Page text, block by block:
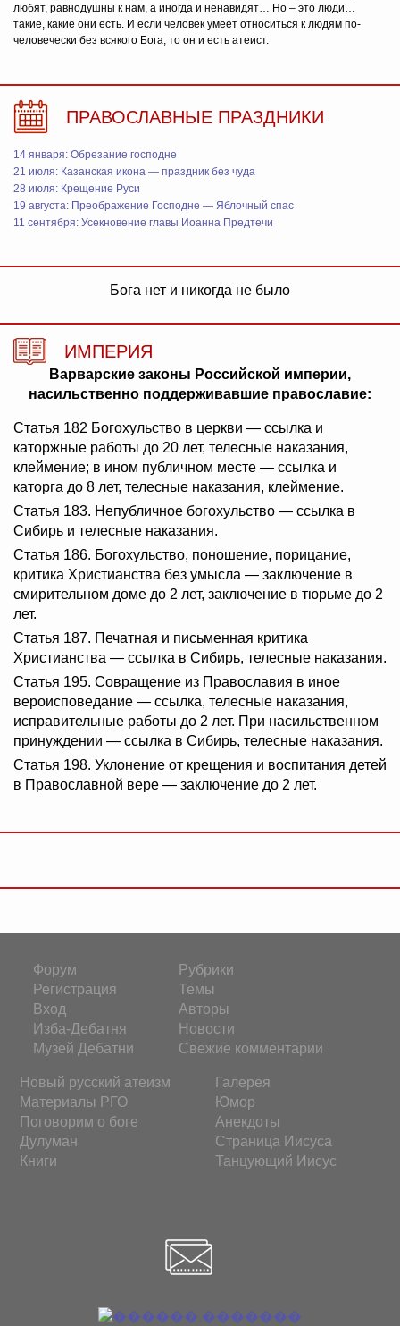
любят, равнодушны к нам, а иногда и ненавидят… Но – это люди…
такие, какие они есть. И если человек умеет относиться к людям по-
человечески без всякого Бога, то он и есть атеист.
ПРАВОСЛАВНЫЕ ПРАЗДНИКИ
14 января: Обрезание господне
21 июля: Казанская икона — праздник без чуда
28 июля: Крещение Руси
19 августа: Преображение Господне — Яблочный спас
11 сентября: Усекновение главы Иоанна Предтечи
Бога нет и никогда не было
ИМПЕРИЯ
Варварские законы Российской империи,
насильственно поддерживавшие православие:
Статья 182 Богохульство в церкви — ссылка и
каторжные работы до 20 лет, телесные наказания,
клеймение; в ином публичном месте — ссылка и
каторга до 8 лет, телесные наказания, клеймение.
Статья 183. Непубличное богохульство — ссылка в
Сибирь и телесные наказания.
Статья 186. Богохульство, поношение, порицание,
критика Христианства без умысла — заключение в
смирительном доме до 2 лет, заключение в тюрьме до 2
лет.
Статья 187. Печатная и письменная критика
Христианства — ссылка в Сибирь, телесные наказания.
Статья 195. Совращение из Православия в иное
вероисповедание — ссылка, телесные наказания,
исправительные работы до 2 лет. При насильственном
принуждении — ссылка в Сибирь, телесные наказания.
Статья 198. Уклонение от крещения и воспитания детей
в Православной вере — заключение до 2 лет.
Форум
Регистрация
Вход
Изба-Дебатня
Музей Дебатни
Рубрики
Темы
Авторы
Новости
Свежие комментарии
Новый русский атеизм
Материалы РГО
Поговорим о боге
Дулуман
Книги
Галерея
Юмор
Анекдоты
Страница Иисуса
Танцующий Иисус